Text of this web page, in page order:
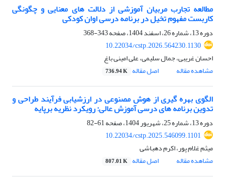
مطالعه تجارب مربیان آموزشی از دلالت های معنایی و چگونگی
کاربست مفهوم تخیل در برنامه درسی اوان کودکی
دوره 13، شماره 26، اسفند 1404، صفحه
343-368
10.22034/cstp.2026.564230.1130
احسان غریبی، جمال سلیمی، علی امینی باغ
مشاهده مقاله
اصل مقاله 736.94 K
الگوی بهره گیری از هوش مصنوعی در ارزشیابی فرآیند طراحی و
تدوین برنامه های درسی آموزش عالی: رویکرد نظریه برپایه
دوره 13، شماره 25، شهریور 1404، صفحه
61-82
10.22034/cstp.2025.546099.1101
میثم غلام پور، اکرم دهباشی
مشاهده مقاله
اصل مقاله 807.01 K